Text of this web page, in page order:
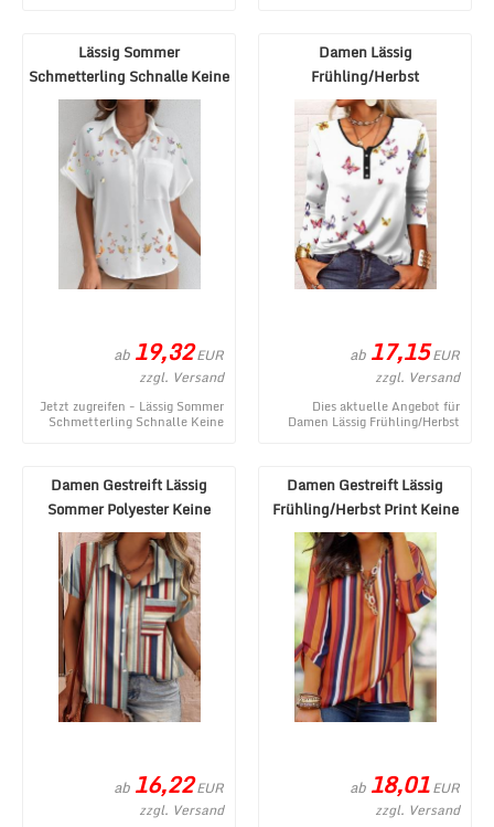
Lässig Sommer
Schmetterling Schnalle Keine
Elastizität Kurzarm S ...
ab 19,32EUR
zzgl. Versand
Jetzt zugreifen - Lässig Sommer
Schmetterling Schnalle Keine
Damen Lässig
Frühling/Herbst
Schmetterling Print
Mikroelastizitä ...
ab 17,15EUR
zzgl. Versand
Dies aktuelle Angebot für
Damen Lässig Frühling/Herbst
Damen Gestreift Lässig
Sommer Polyester Keine
Elastizität Täglic ...
ab 16,22EUR
zzgl. Versand
Damen Gestreift Lässig
Frühling/Herbst Print Keine
Elastizität W ...
ab 18,01EUR
zzgl. Versand